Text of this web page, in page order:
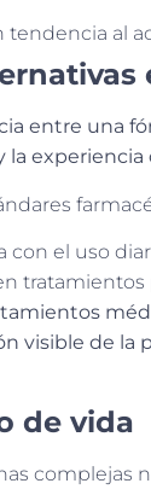
entre una
la experiencia
con el uso
visible de la
de vida
complejas